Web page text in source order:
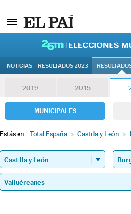
NOTICIAS RESULTADOS 2023
2019 2015
MUNICIPALES
Estás en: Total España » Castilla y León »